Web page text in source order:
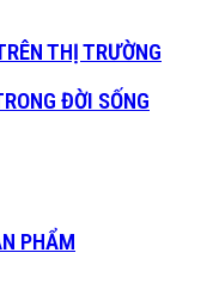
THỊ TRƯỜNG
ĐỜI SỐNG
PHẨM